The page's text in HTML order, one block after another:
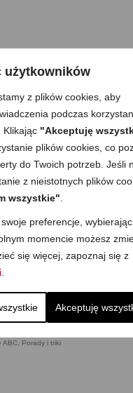
użytkowników
z plików cookies, aby
podczas
Klikając "Akceptuję
plików cookies, co
do Twoich potrzeb. Jeśli
z nieistotnych plików
wszystkie"
preferencje, wybierając
momencie możesz
się więcej, zapoznaj się z
.
Akceptuję
ABC, Porady i triki